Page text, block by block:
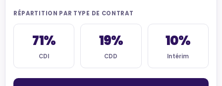
RÉPARTITION PAR TYPE DE CONTRAT
71%
CDI
19%
CDD
10%
Intérim